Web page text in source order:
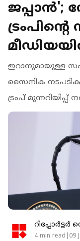
ഇറാനുമായുള്ള
സൈനിക
ട്രംപ് മുന്നറിയിപ്പ്
റിപ്പോർട്ടർ
4 min read|09